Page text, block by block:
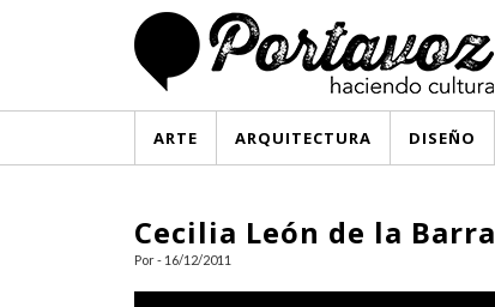
ARTE ARQUITECTURA DISEÑO
Cecilia León de la Barra
Por - 16/12/2011